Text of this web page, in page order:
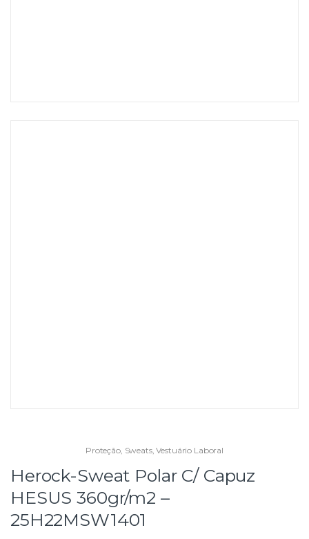
Proteção, Sweats,Vestuário Laboral
Herock-Sweat Polar C/ Capuz
HESUS 360gr/m2 –
25H22MSW1401